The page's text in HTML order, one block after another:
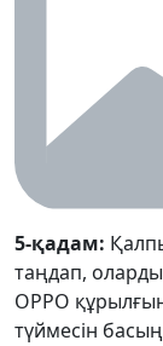
5-қадам:
таңдап, оларды
OPPO
түймесін